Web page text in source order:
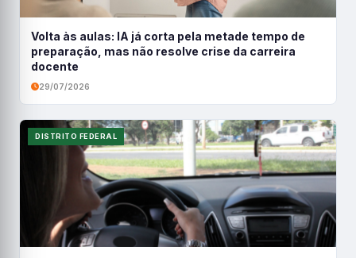
Volta às aulas: IA já corta pela metade tempo de
preparação, mas não resolve crise da carreira
docente
29/07/2026
DISTRITO FEDERAL